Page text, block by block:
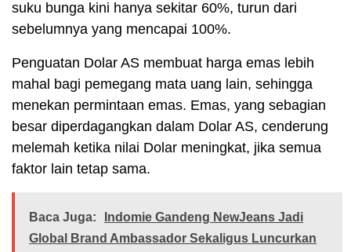
suku bunga kini hanya sekitar 60%, turun dari
sebelumnya yang mencapai 100%.
Penguatan Dolar AS membuat harga emas lebih
mahal bagi pemegang mata uang lain, sehingga
menekan permintaan emas. Emas, yang sebagian
besar diperdagangkan dalam Dolar AS, cenderung
melemah ketika nilai Dolar meningkat, jika semua
faktor lain tetap sama.
Baca Juga:
Indomie Gandeng NewJeans Jadi
Global Brand Ambassador Sekaligus Luncurkan